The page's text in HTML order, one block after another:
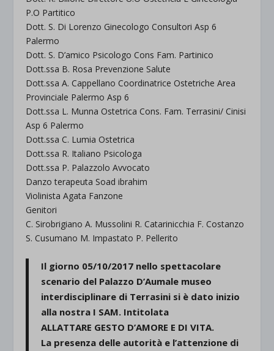
P.O Partitico
Dott. S. Di Lorenzo Ginecologo Consultori Asp 6
Palermo
Dott. S. D’amico Psicologo Cons Fam. Partinico
Dott.ssa B. Rosa Prevenzione Salute
Dott.ssa A. Cappellano Coordinatrice Ostetriche Area
Provinciale Palermo Asp 6
Dott.ssa L. Munna Ostetrica Cons. Fam. Terrasini/ Cinisi
Asp 6 Palermo
Dott.ssa C. Lumia Ostetrica
Dott.ssa R. Italiano Psicologa
Dott.ssa P. Palazzolo Avvocato
Danzo terapeuta Soad ibrahim
Violinista Agata Fanzone
Genitori
C. Sirobrigiano A. Mussolini R. Catarinicchia F. Costanzo
S. Cusumano M. Impastato P. Pellerito
Il giorno 05/10/2017 nello spettacolare
scenario del Palazzo D’Aumale museo
interdisciplinare di Terrasini si è dato inizio
alla nostra I SAM. Intitolata
ALLATTARE GESTO D’AMORE E DI VITA.
La presenza delle autorità e l’attenzione di